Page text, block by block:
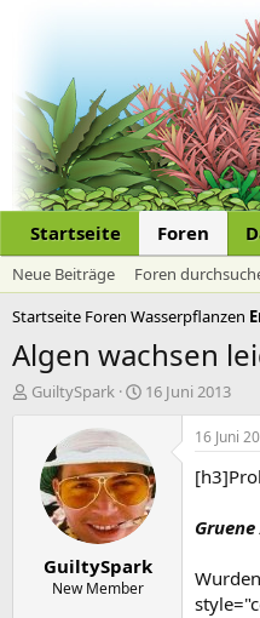
Startseite Foren
Neue Beiträge
Foren
Startseite Foren Wasserpflanzen
Algen wachsen
E
GuiltySpark
E
t
e
l
l
a
16 Juni 2013
GuiltySpark
New Member
16 Juni